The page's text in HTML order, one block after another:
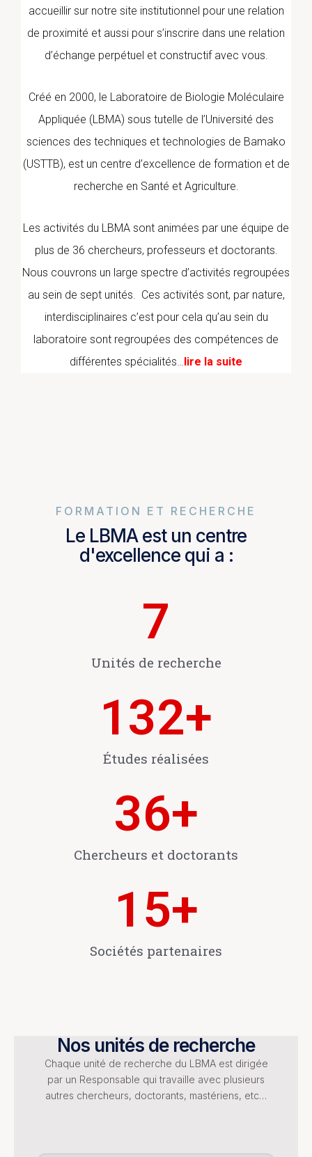
accueillir sur notre site institutionnel pour une relation
de proximité et aussi pour s’inscrire dans une relation
d’échange perpétuel et constructif avec vous.
Créé en 2000, le Laboratoire de Biologie Moléculaire
Appliquée (LBMA) sous tutelle de l’Université des
sciences des techniques et technologies de Bamako
(USTTB), est un centre d’excellence de formation et de
recherche en Santé et Agriculture.
Les activités du LBMA sont animées par une équipe de
plus de 36 chercheurs, professeurs et doctorants.
Nous couvrons un large spectre d’activités regroupées
au sein de sept unités. Ces activités sont, par nature,
interdisciplinaires c’est pour cela qu’au sein du
laboratoire sont regroupées des compétences de
différentes spécialités… lire la suite
FORMATION ET RECHERCHE
Le LBMA est un centre
d'excellence qui a :
7
Unités de recherche
132+
Études réalisées
36+
Chercheurs et doctorants
15+
Sociétés partenaires
Nos unités de recherche
Chaque unité de recherche du LBMA est dirigée
par un Responsable qui travaille avec plusieurs
autres chercheurs, doctorants, mastériens, etc…